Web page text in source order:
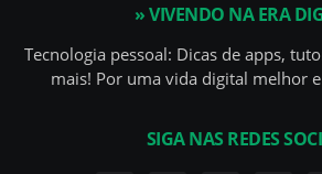
» VIVENDO NA ERA
Tecnologia pessoal: Dicas de apps,
mais! Por uma vida digital melhor
SIGA NAS REDES